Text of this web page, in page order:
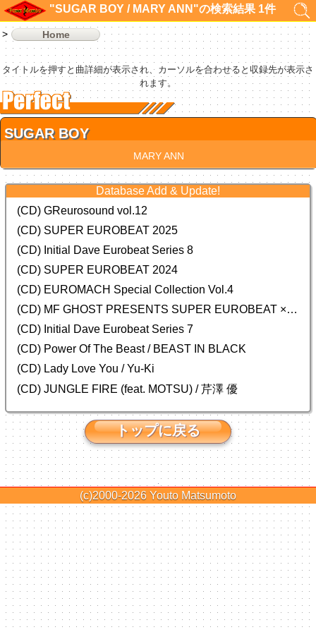
"SUGAR BOY / MARY ANN"の検索結果 1件
Home
タイトルを押すと曲詳細が表示され、カーソルを合わせると収録先が表示さ
れます。
SUGAR BOY
MARY ANN
Database Add & Update!
(CD) GReurosound vol.12
(CD) SUPER EUROBEAT 2025
(CD) Initial Dave Eurobeat Series 8
(CD) SUPER EUROBEAT 2024
(CD) EUROMACH Special Collection Vol.4
(CD) MF GHOST PRESENTS SUPER EUROBEAT × ORIGINAL SOUNDTRACK NEW COLLECTION
(CD) Initial Dave Eurobeat Series 7
(CD) Power Of The Beast / BEAST IN BLACK
(CD) Lady Love You / Yu-Ki
(CD) JUNGLE FIRE (feat. MOTSU) / 芹澤 優
トップに戻る
(c)2000-2026 Youto Matsumoto